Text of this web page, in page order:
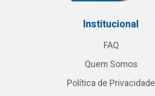
Institucional
FAQ
Quem Somos
Política de Privacidade